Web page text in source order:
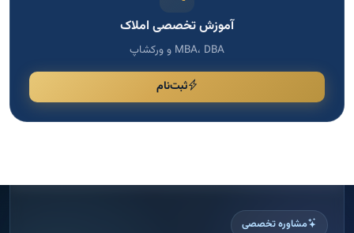
آموزش تخصصی املاک
MBA، DBA و ورکشاپ
ثبت‌نام
مشاوره تخصصی